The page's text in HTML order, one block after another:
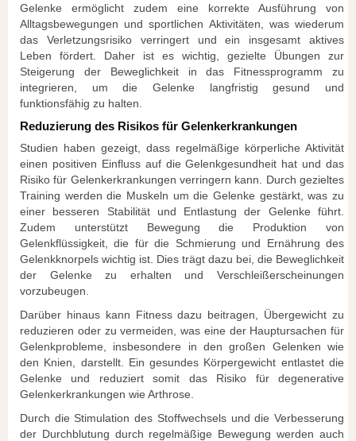
Gelenke ermöglicht zudem eine korrekte Ausführung von
Alltagsbewegungen und sportlichen Aktivitäten, was wiederum
das Verletzungsrisiko verringert und ein insgesamt aktives
Leben fördert. Daher ist es wichtig, gezielte Übungen zur
Steigerung der Beweglichkeit in das Fitnessprogramm zu
integrieren, um die Gelenke langfristig gesund und
funktionsfähig zu halten.
Reduzierung des Risikos für Gelenkerkrankungen
Studien haben gezeigt, dass regelmäßige körperliche Aktivität
einen positiven Einfluss auf die Gelenkgesundheit hat und das
Risiko für Gelenkerkrankungen verringern kann. Durch gezieltes
Training werden die Muskeln um die Gelenke gestärkt, was zu
einer besseren Stabilität und Entlastung der Gelenke führt.
Zudem unterstützt Bewegung die Produktion von
Gelenkflüssigkeit, die für die Schmierung und Ernährung des
Gelenkknorpels wichtig ist. Dies trägt dazu bei, die Beweglichkeit
der Gelenke zu erhalten und Verschleißerscheinungen
vorzubeugen.
Darüber hinaus kann Fitness dazu beitragen, Übergewicht zu
reduzieren oder zu vermeiden, was eine der Hauptursachen für
Gelenkprobleme, insbesondere in den großen Gelenken wie
den Knien, darstellt. Ein gesundes Körpergewicht entlastet die
Gelenke und reduziert somit das Risiko für degenerative
Gelenkerkrankungen wie Arthrose.
Durch die Stimulation des Stoffwechsels und die Verbesserung
der Durchblutung durch regelmäßige Bewegung werden auch